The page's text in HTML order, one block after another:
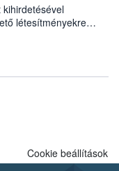
kihirdetésével
létesítményekre
Cookie beállítások